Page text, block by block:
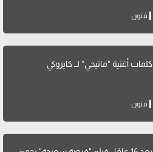
فنون
كلمات أغنية "ماتيجي" لــ كايروكي
فنون